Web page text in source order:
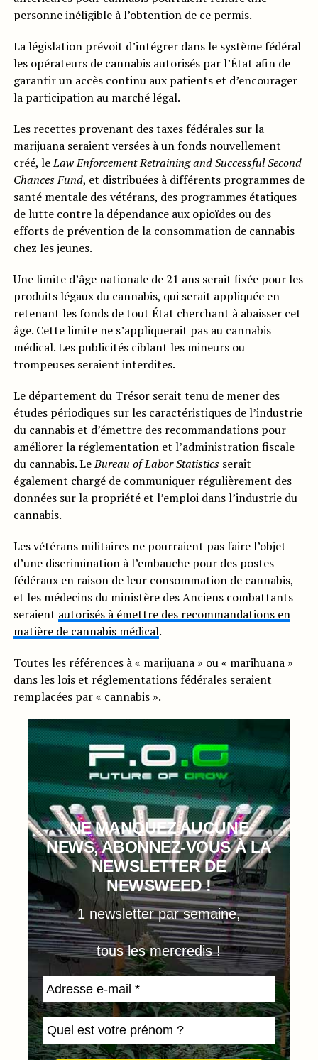
personne inéligible à l’obtention de ce permis.
La législation prévoit d’intégrer dans le système fédéral
les opérateurs de cannabis autorisés par l’État afin de
garantir un accès continu aux patients et d’encourager
la participation au marché légal.
Les recettes provenant des taxes fédérales sur la
marijuana seraient versées à un fonds nouvellement
créé, leLaw Enforcement Retraining and Successful Second
Chances Fund, et distribuées à différents programmes de
santé mentale des vétérans, des programmes étatiques
de lutte contre la dépendance aux opioïdes ou des
efforts de prévention de la consommation de cannabis
chez les jeunes.
Une limite d’âge nationale de 21 ans serait fixée pour les
produits légaux du cannabis, qui serait appliquée en
retenant les fonds de tout État cherchant à abaisser cet
âge. Cette limite ne s’appliquerait pas au cannabis
médical. Les publicités ciblant les mineurs ou
trompeuses seraient interdites.
Le département du Trésor serait tenu de mener des
études périodiques sur les caractéristiques de l’industrie
du cannabis et d’émettre des recommandations pour
améliorer la réglementation et l’administration fiscale
du cannabis. LeBureau of Labor Statisticsserait
également chargé de communiquer régulièrement des
données sur la propriété et l’emploi dans l’industrie du
cannabis.
Les vétérans militaires ne pourraient pas faire l’objet
d’une discrimination à l’embauche pour des postes
fédéraux en raison de leur consommation de cannabis,
et les médecins du ministère des Anciens combattants
seraient autorisés à émettre des recommandations en
matière de cannabis médical.
Toutes les références à « marijuana » ou « marihuana »
dans les lois et réglementations fédérales seraient
remplacées par « cannabis ».
NE MANQUEZ AUCUNE
NEWS, ABONNEZ-VOUS À LA
NEWSLETTER DE
NEWSWEED !
1 newsletter par semaine,
tous les mercredis !